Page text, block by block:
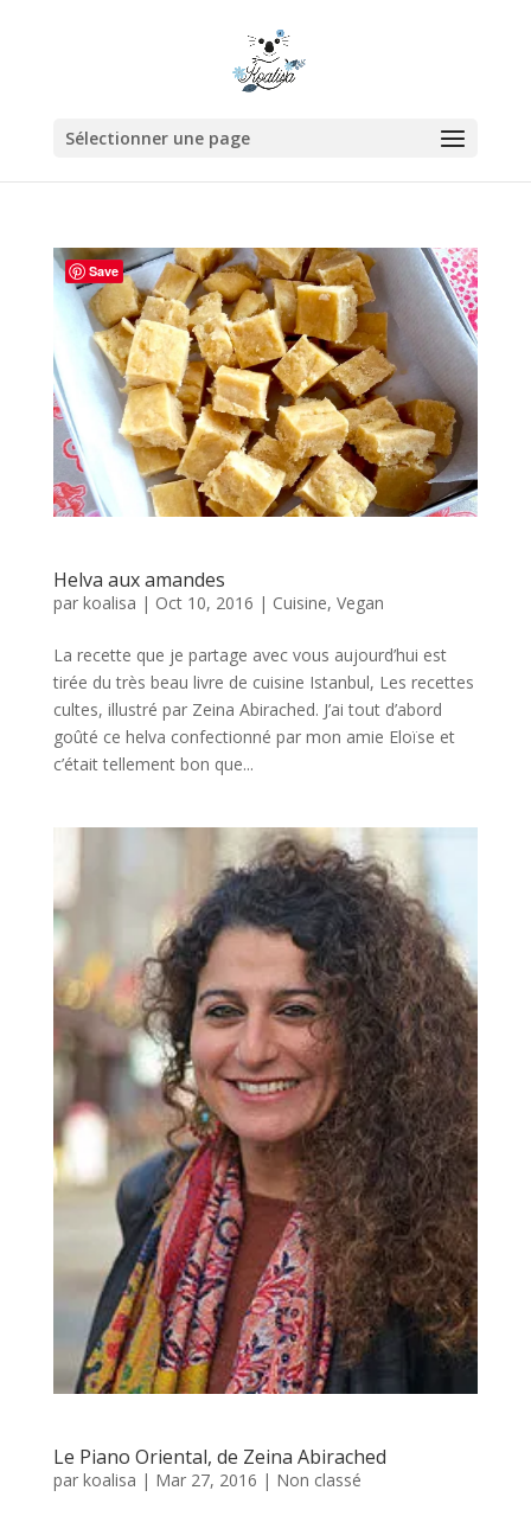
Sélectionner une page
Helva aux amandes
par koalisa | Oct 10, 2016 | Cuisine, Vegan
La recette que je partage avec vous aujourd’hui est
tirée du très beau livre de cuisine Istanbul, Les recettes
cultes, illustré par Zeina Abirached. J’ai tout d’abord
goûté ce helva confectionné par mon amie Eloïse et
c’était tellement bon que...
Le Piano Oriental, de Zeina Abirached
par koalisa | Mar 27, 2016 | Non classé
Save